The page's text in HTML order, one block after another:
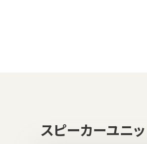
スピーカーユニ